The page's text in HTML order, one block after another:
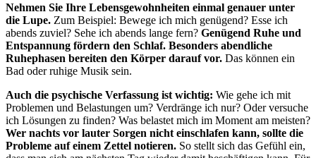
Nehmen Sie Ihre Lebensgewohnheiten einmal genauer unter
die Lupe. Zum Beispiel: Bewege ich mich genügend? Esse ich
abends zuviel? Sehe ich abends lange fern? Genügend Ruhe und
Entspannung fördern den Schlaf. Besonders abendliche
Ruhephasen bereiten den Körper darauf vor. Das können ein
Bad oder ruhige Musik sein.
Auch die psychische Verfassung ist wichtig: Wie gehe ich mit
Problemen und Belastungen um? Verdränge ich nur? Oder versuche
ich Lösungen zu finden? Was belastet mich im Moment am meisten?
Wer nachts vor lauter Sorgen nicht einschlafen kann, sollte die
Probleme auf einem Zettel notieren. So stellt sich das Gefühl ein,